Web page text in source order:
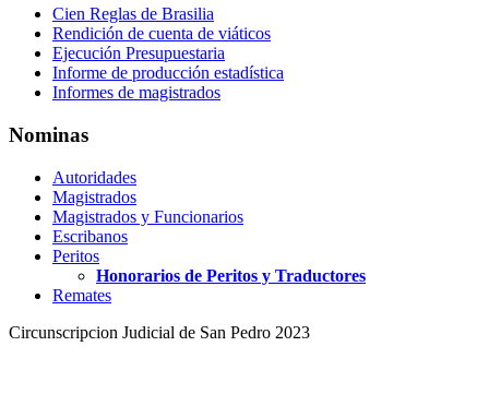
Cien Reglas de Brasilia
Rendición de cuenta de viáticos
Ejecución Presupuestaria
Informe de producción estadística
Informes de magistrados
Nominas
Autoridades
Magistrados
Magistrados y Funcionarios
Escribanos
Peritos
Honorarios de Peritos y Traductores
Remates
Circunscripcion Judicial de San Pedro 2023